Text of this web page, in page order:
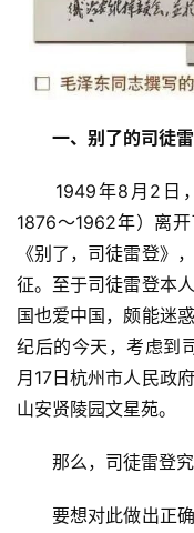
一、别了的司徒
1949年8月2日，
1876～1962年）离
《别了，司徒雷登》
征。至于司徒雷登本
国也爱中国，颇能迷
纪后的今天，考虑到
月17日杭州市人民政
山安贤陵园文星苑。
那么，司徒雷登究
要想对此做出正确